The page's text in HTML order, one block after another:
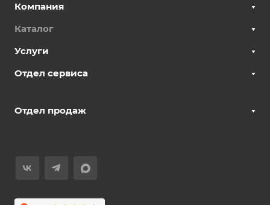
Компания
Каталог
Услуги
Отдел сервиса
Отдел продаж